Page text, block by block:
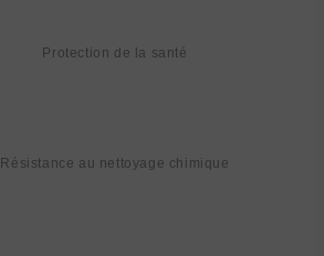
Protection de la santé
Résistance au nettoyage chimique